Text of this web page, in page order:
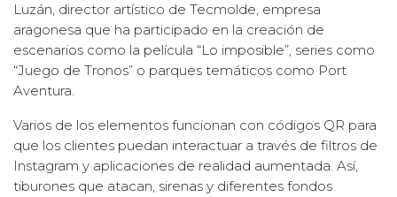
Luzán, director artístico de Tecmolde, empresa
aragonesa que ha participado en la creación de
escenarios como la película “Lo imposible”, series como
“Juego de Tronos” o parques temáticos como Port
Aventura.
Varios de los elementos funcionan con códigos QR para
que los clientes puedan interactuar a través de filtros de
Instagram y aplicaciones de realidad aumentada. Así,
tiburones que atacan, sirenas y diferentes fondos